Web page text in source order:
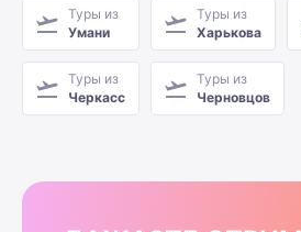
Туры из
Умани
Туры из
Харькова
Туры из
Черкасс
Туры из
Черновцов